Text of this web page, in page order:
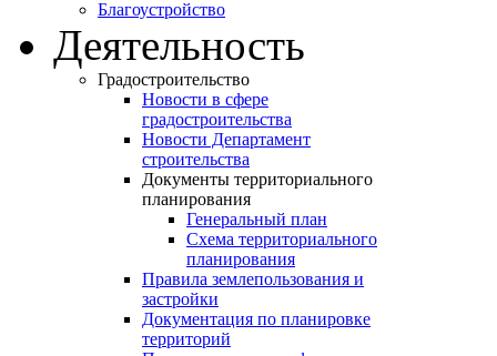
Благоустройство
Деятельность
Градостроительство
Новости в сфере
градостроительства
Новости Департамент
строительства
Документы территориального
планирования
Генеральный план
Схема территориального
планирования
Правила землепользования и
застройки
Документация по планировке
территорий